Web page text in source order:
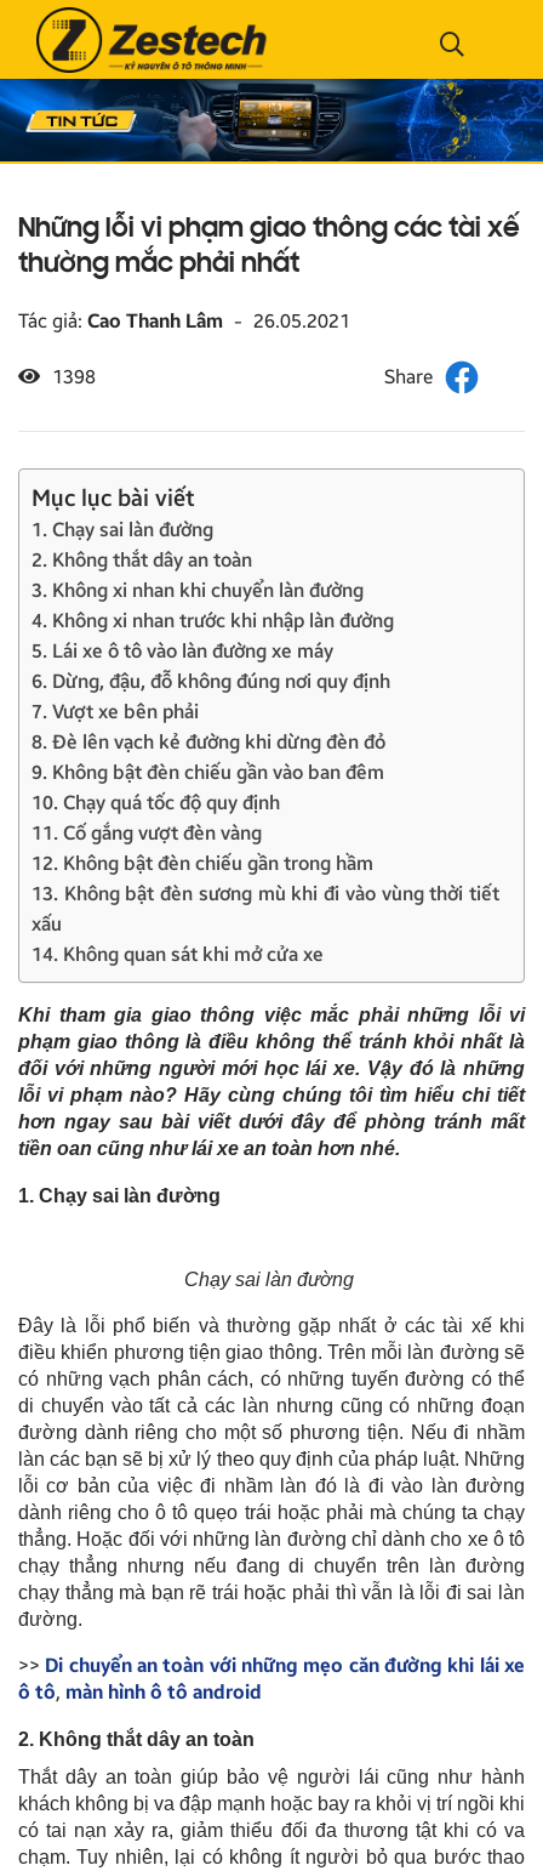
Những lỗi vi phạm giao thông các tài xế
thường mắc phải nhất
Tác giả: Cao Thanh Lâm - 26.05.2021
1398
Mục lục bài viết
1. Chạy sai làn đường
2. Không thắt dây an toàn
3. Không xi nhan khi chuyển làn đường
4. Không xi nhan trước khi nhập làn đường
5. Lái xe ô tô vào làn đường xe máy
6. Dừng, đậu, đỗ không đúng nơi quy định
7. Vượt xe bên phải
8. Đè lên vạch kẻ đường khi dừng đèn đỏ
9. Không bật đèn chiếu gần vào ban đêm
10. Chạy quá tốc độ quy định
11. Cố gắng vượt đèn vàng
12. Không bật đèn chiếu gần trong hầm
13. Không bật đèn sương mù khi đi vào vùng thời tiết
xấu
14. Không quan sát khi mở cửa xe
Khi tham gia giao thông việc mắc phải những lỗi vi
phạm giao thông là điều không thể tránh khỏi nhất là
đối với những người mới học lái xe. Vậy đó là những
lỗi vi phạm nào? Hãy cùng chúng tôi tìm hiểu chi tiết
hơn ngay sau bài viết dưới đây để phòng tránh mất
tiền oan cũng như lái xe an toàn hơn nhé.
1. Chạy sai làn đường
Chạy sai làn đường
Đây là lỗi phổ biến và thường gặp nhất ở các tài xế khi
điều khiển phương tiện giao thông. Trên mỗi làn đường sẽ
có những vạch phân cách, có những tuyến đường có thể
di chuyển vào tất cả các làn nhưng cũng có những đoạn
đường dành riêng cho một số phương tiện. Nếu đi nhầm
làn các bạn sẽ bị xử lý theo quy định của pháp luật. Những
lỗi cơ bản của việc đi nhầm làn đó là đi vào làn đường
dành riêng cho ô tô quẹo trái hoặc phải mà chúng ta chạy
thẳng. Hoặc đối với những làn đường chỉ dành cho xe ô tô
chạy thẳng nhưng nếu đang di chuyển trên làn đường
chạy thẳng mà bạn rẽ trái hoặc phải thì vẫn là lỗi đi sai làn
đường.
>> Di chuyển an toàn với những mẹo căn đường khi lái xe
ô tô, màn hình ô tô android
2. Không thắt dây an toàn
Thắt dây an toàn giúp bảo vệ người lái cũng như hành
khách không bị va đập mạnh hoặc bay ra khỏi vị trí ngồi khi
có tai nạn xảy ra, giảm thiểu đối đa thương tật khi có va
chạm. Tuy nhiên, lại có không ít người bỏ qua bước thao